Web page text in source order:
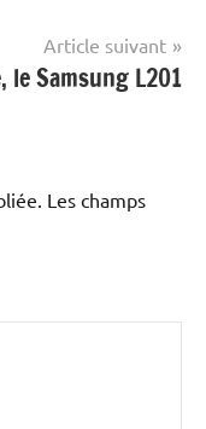
Article suivant
le Samsung L201
Les champs